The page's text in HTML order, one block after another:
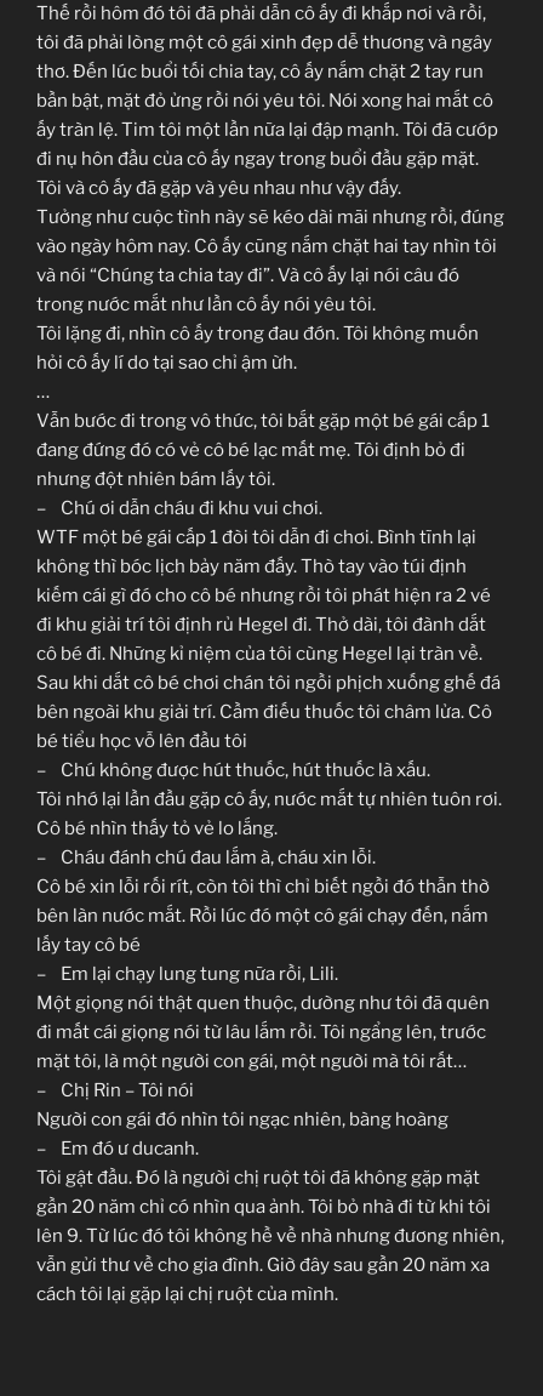
Thế rồi hôm đó tôi đã phải dẫn cô ấy đi khắp nơi và rồi,
tôi đã phải lòng một cô gái xinh đẹp dễ thương và ngây
thơ. Đến lúc buổi tối chia tay, cô ấy nắm chặt 2 tay run
bần bật, mặt đỏ ửng rồi nói yêu tôi. Nói xong hai mắt cô
ấy tràn lệ. Tim tôi một lần nữa lại đập mạnh. Tôi đã cướp
đi nụ hôn đầu của cô ấy ngay trong buổi đầu gặp mặt.
Tôi và cô ấy đã gặp và yêu nhau như vậy đấy.
Tưởng như cuộc tình này sẽ kéo dài mãi nhưng rồi, đúng
vào ngày hôm nay. Cô ấy cũng nắm chặt hai tay nhìn tôi
và nói “Chúng ta chia tay đi”. Và cô ấy lại nói câu đó
trong nước mắt như lần cô ấy nói yêu tôi.
Tôi lặng đi, nhìn cô ấy trong đau đớn. Tôi không muốn
hỏi cô ấy lí do tại sao chỉ ậm ừh.
…
Vẫn bước đi trong vô thức, tôi bắt gặp một bé gái cấp 1
đang đứng đó có vẻ cô bé lạc mất mẹ. Tôi định bỏ đi
nhưng đột nhiên bám lấy tôi.
– Chú ơi dẫn cháu đi khu vui chơi.
WTF một bé gái cấp 1 đòi tôi dẫn đi chơi. Bình tĩnh lại
không thì bóc lịch bảy năm đấy. Thò tay vào túi định
kiếm cái gì đó cho cô bé nhưng rồi tôi phát hiện ra 2 vé
đi khu giải trí tôi định rủ Hegel đi. Thở dài, tôi đành dắt
cô bé đi. Những kỉ niệm của tôi cùng Hegel lại tràn về.
Sau khi dắt cô bé chơi chán tôi ngồi phịch xuống ghế đá
bên ngoài khu giải trí. Cầm điếu thuốc tôi châm lửa. Cô
bé tiểu học vỗ lên đầu tôi
– Chú không được hút thuốc, hút thuốc là xấu.
Tôi nhớ lại lần đầu gặp cô ấy, nước mắt tự nhiên tuôn rơi.
Cô bé nhìn thấy tỏ vẻ lo lắng.
– Cháu đánh chú đau lắm à, cháu xin lỗi.
Cô bé xin lỗi rối rít, còn tôi thì chỉ biết ngồi đó thẫn thờ
bên làn nước mắt. Rồi lúc đó một cô gái chạy đến, nắm
lấy tay cô bé
– Em lại chạy lung tung nữa rồi, Lili.
Một giọng nói thật quen thuộc, dường như tôi đã quên
đi mất cái giọng nói từ lâu lắm rồi. Tôi ngẩng lên, trước
mặt tôi, là một người con gái, một người mà tôi rất…
– Chị Rin – Tôi nói
Người con gái đó nhìn tôi ngạc nhiên, bàng hoàng
– Em đó ư ducanh.
Tôi gật đầu. Đó là người chị ruột tôi đã không gặp mặt
gần 20 năm chỉ có nhìn qua ảnh. Tôi bỏ nhà đi từ khi tôi
lên 9. Từ lúc đó tôi không hề về nhà nhưng đương nhiên,
vẫn gửi thư về cho gia đình. Giờ đây sau gần 20 năm xa
cách tôi lại gặp lại chị ruột của mình.